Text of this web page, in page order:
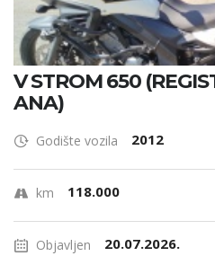
V STROM 650
ANA)
Godište vozila 2012
km 118.000
Objavljen 20.07.2026.